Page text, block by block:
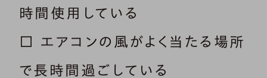
時間使用している
□ エアコンの風がよく当たる場所
で長時間過ごしている